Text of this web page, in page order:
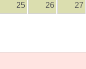
25 26 27